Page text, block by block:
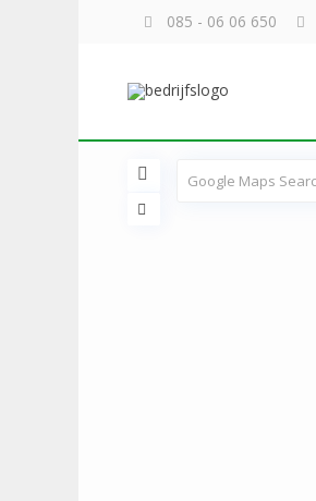
085 - 06 06 650